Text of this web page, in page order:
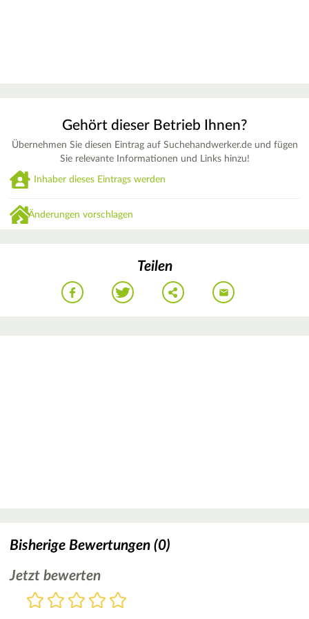
Gehört dieser Betrieb Ihnen?
Übernehmen Sie diesen Eintrag auf Suchehandwerker.de und fügen
Sie relevante Informationen und Links hinzu!
Inhaber dieses Eintrags werden
Änderungen vorschlagen
Teilen
Bisherige Bewertungen (0)
Jetzt bewerten
Bewertung
5
4
3
2
1